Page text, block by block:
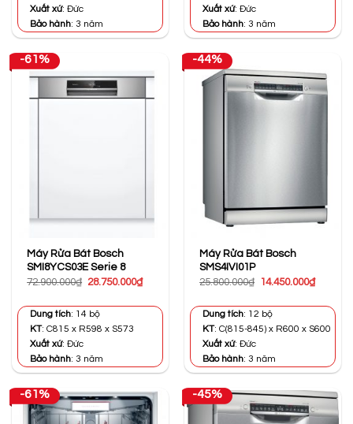
Xuất xứ: Đức
Bảo hành: 3 năm
Xuất xứ: Đức
Bảo hành: 3 năm
-61%
Máy Rửa Bát Bosch
SMI8YCS03E Serie 8
72.900.000₫ Giá
72.900.000₫.
28.750.000₫Giá
Dung tích: 14 bộ
KT: C815 x R598 x S573
Xuất xứ: Đức
Bảo hành: 3 năm
-44%
Máy Rửa Bát Bosch
SMS4IVI01P
25.800.000₫
Giá
25.800.000₫.
14.450.000₫Giá
Dung tích: 12 bộ
KT: C(815-845) x R600 x S600
Xuất xứ: Đức
Bảo hành: 3 năm
-61% -45%